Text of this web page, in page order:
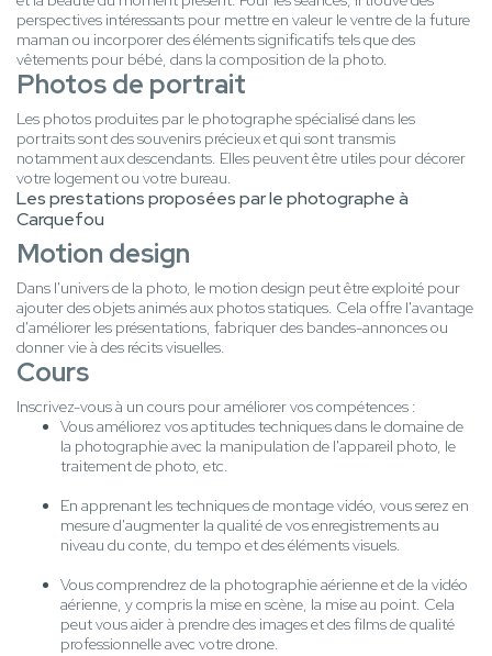
perspectives intéressants pour mettre en valeur le ventre de la future
maman ou incorporer des éléments significatifs tels que des
vêtements pour bébé, dans la composition de la photo.
Photos de portrait
Les photos produites par le photographe spécialisé dans les
portraits sont des souvenirs précieux et qui sont transmis
notamment aux descendants. Elles peuvent être utiles pour décorer
votre logement ou votre bureau.
Les prestations proposées par le photographe à
Carquefou
Motion design
Dans l'univers de la photo, le motion design peut être exploité pour
ajouter des objets animés aux photos statiques. Cela offre l'avantage
d'améliorer les présentations, fabriquer des bandes-annonces ou
donner vie à des récits visuelles.
Cours
Inscrivez-vous à un cours pour améliorer vos compétences :
Vous améliorez vos aptitudes techniques dans le domaine de
la photographie avec la manipulation de l'appareil photo, le
traitement de photo, etc.
En apprenant les techniques de montage vidéo, vous serez en
mesure d'augmenter la qualité de vos enregistrements au
niveau du conte, du tempo et des éléments visuels.
Vous comprendrez de la photographie aérienne et de la vidéo
aérienne, y compris la mise en scène, la mise au point. Cela
peut vous aider à prendre des images et des films de qualité
professionnelle avec votre drone.